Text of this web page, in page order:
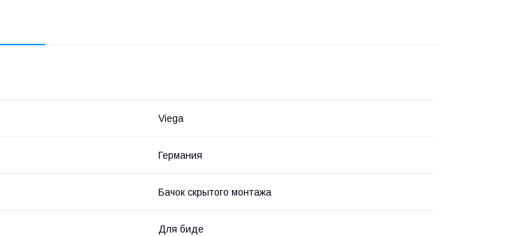
Viega
Германия
Бачок скрытого монтажа
Для биде